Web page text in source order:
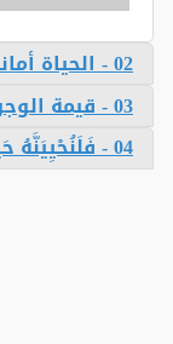
02 - الحياة أمانة
03 - قيمة الوجود في الحياة
04 - فَلَنُحْيِيَنَّهُ حَيَاةً طَيِّبَةً